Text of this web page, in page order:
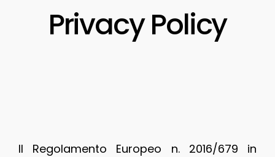
Privacy Policy
Il Regolamento Europeo n. 2016/679 in